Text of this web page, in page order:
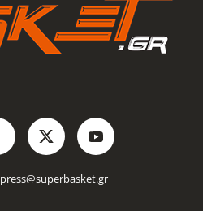
press@superbasket.gr